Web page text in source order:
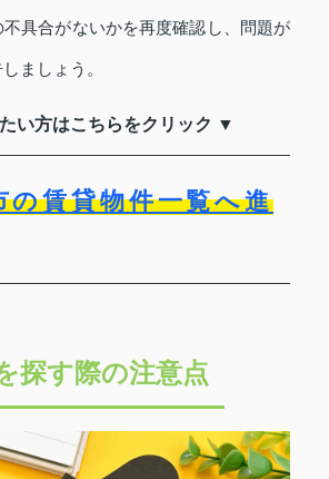
不具合がないかを再度確認し、問題が
ましょう。
い方はこちらをクリック ▼
の賃貸物件一覧へ進
探す際の注意点